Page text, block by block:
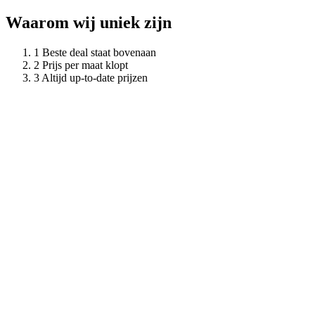
Waarom wij uniek zijn
Beste deal staat bovenaan
Prijs per maat klopt
Altijd up-to-date prijzen